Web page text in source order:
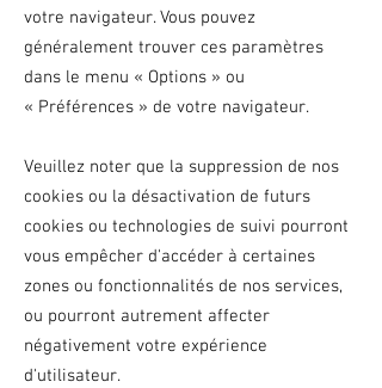
votre navigateur. Vous pouvez
généralement trouver ces paramètres
dans le menu « Options » ou
« Préférences » de votre navigateur.
Veuillez noter que la suppression de nos
cookies ou la désactivation de futurs
cookies ou technologies de suivi pourront
vous empêcher d'accéder à certaines
zones ou fonctionnalités de nos services,
ou pourront autrement affecter
négativement votre expérience
d'utilisateur.